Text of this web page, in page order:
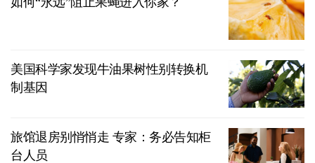
美国科学家发现牛油果树性别转换机
制基因
旅馆退房别悄悄走 专家：务必告知柜
台人员